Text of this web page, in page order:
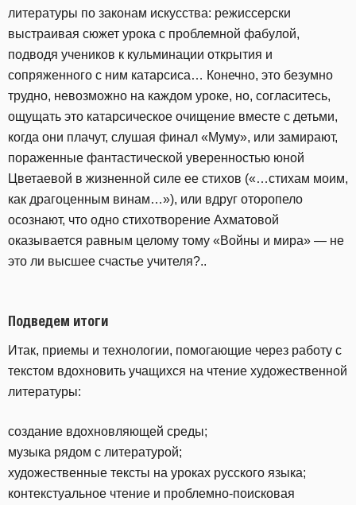
литературы по законам искусства: режиссерски
выстраивая сюжет урока с проблемной фабулой,
подводя учеников к кульминации открытия и
сопряженного с ним катарсиса… Конечно, это безумно
трудно, невозможно на каждом уроке, но, согласитесь,
ощущать это катарсическое очищение вместе с детьми,
когда они плачут, слушая финал «Муму», или замирают,
пораженные фантастической уверенностью юной
Цветаевой в жизненной силе ее стихов («…стихам моим,
как драгоценным винам…»), или вдруг оторопело
осознают, что одно стихотворение Ахматовой
оказывается равным целому тому «Войны и мира» — не
это ли высшее счастье учителя?..
Подведем итоги
Итак, приемы и технологии, помогающие через работу с
текстом вдохновить учащихся на чтение художественной
литературы:
создание вдохновляющей среды;
музыка рядом с литературой;
художественные тексты на уроках русского языка;
контекстуальное чтение и проблемно-поисковая